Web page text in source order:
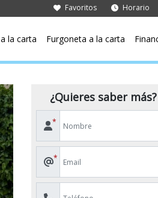
Favoritos Horario
la carta Furgoneta a la carta
¿Quieres saber
*
*